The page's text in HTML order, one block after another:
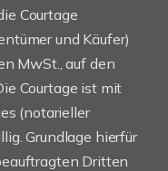
Courtage
und Käufer)
MwSt., auf den
Courtage ist mit
(notarieller
Grundlage hierfür
Dritten